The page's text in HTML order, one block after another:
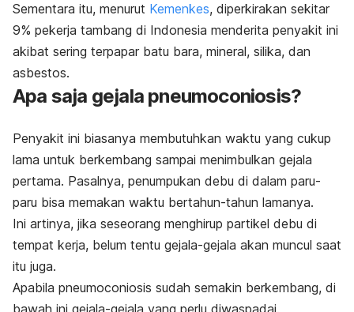
Sementara itu, menurut Kemenkes, diperkirakan sekitar
9% pekerja tambang di Indonesia menderita penyakit ini
akibat sering terpapar batu bara, mineral, silika, dan
asbestos.
Apa saja gejala pneumoconiosis?
Penyakit ini biasanya membutuhkan waktu yang cukup
lama untuk berkembang sampai menimbulkan gejala
pertama. Pasalnya, penumpukan debu di dalam paru-
paru bisa memakan waktu bertahun-tahun lamanya.
Ini artinya, jika seseorang menghirup partikel debu di
tempat kerja, belum tentu gejala-gejala akan muncul saat
itu juga.
Apabila pneumoconiosis sudah semakin berkembang, di